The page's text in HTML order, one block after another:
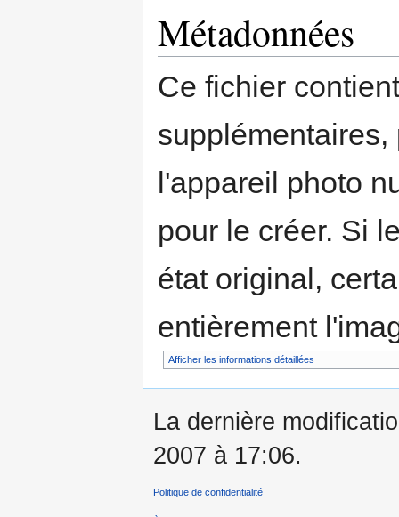
Métadonnées
Ce fichier
l'appareil photo
pour le créer. Si
état original,
entièrement
Afficher les informations détaillées
La dernière
2007 à 17:06.
Politique de confidentialité